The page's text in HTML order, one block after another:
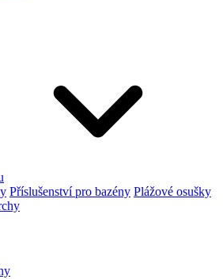
Příslušenství pro bazény Plážové osušky